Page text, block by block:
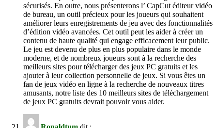
sécurisés. En outre, nous présenterons l’ CapCut éditeur vidéo
de bureau, un outil précieux pour les joueurs qui souhaitent
améliorer leurs enregistrements de jeu avec des fonctionnalités
d’édition vidéo avancées. Cet outil peut les aider à créer un
contenu de haute qualité qui engage efficacement leur public.
Le jeu est devenu de plus en plus populaire dans le monde
moderne, et de nombreux joueurs sont à la recherche des
meilleurs sites pour télécharger des jeux PC gratuits et les
ajouter à leur collection personnelle de jeux. Si vous êtes un
fan de jeux vidéo en ligne à la recherche de nouveaux titres
amusants, notre liste des 10 meilleurs sites de téléchargement
de jeux PC gratuits devrait pouvoir vous aider.